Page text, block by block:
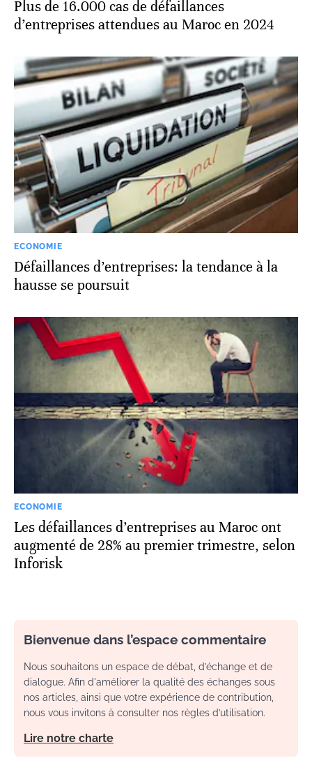
Plus de 16.000 cas de défaillances
d’entreprises attendues au Maroc en 2024
ECONOMIE
Défaillances d’entreprises: la tendance à la
hausse se poursuit
ECONOMIE
Les défaillances d’entreprises au Maroc ont
augmenté de 28% au premier trimestre, selon
Inforisk
Bienvenue dans l’espace commentaire
Nous souhaitons un espace de débat, d’échange et de
dialogue. Afin d'améliorer la qualité des échanges sous
nos articles, ainsi que votre expérience de contribution,
nous vous invitons à consulter nos règles d’utilisation.
Lire notre charte